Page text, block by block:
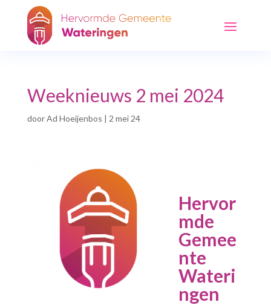
Weeknieuws 2 mei 2024
doorAd Hoeijenbos | 2 mei 24
Hervor
mde
Gemee
nte
Wateri
ngen